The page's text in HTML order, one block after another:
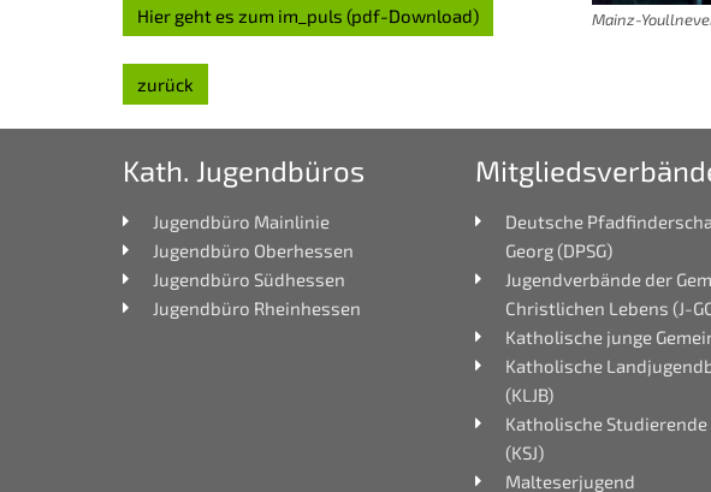
Mainz-
Hier geht es zum im_puls (pdf-Download)
zurück
Kath. Jugendbüros
Jugendbüro Mainlinie
Jugendbüro Oberhessen
Jugendbüro Südhessen
Jugendbüro Rheinhessen
Deutsche
Georg (DPSG)
Jugendverbände der
Christlichen Lebens (J-
Katholische junge
Katholische
(KLJB)
Katholische Studierende
(KSJ)
Malteserjugend